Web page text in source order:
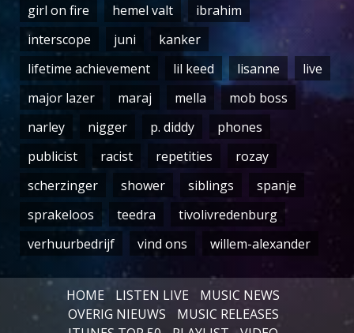
girl on fire
hemel valt
ibrahim
interscope
juni
kanker
lifetime achievement
lil keed lisanne
live
major lazer
maraj mella
mob boss
narley
nigger p. diddy
phones
publicist
racist repetities
rozay
scherzinger
shower siblings
spanje
sprakeloos
teedra
tivolivredenburg
verhuurbedrijf
vind ons willem-alexander
HOME LISTEN LIVE
MUSIC NEWS
OVERIG NIEUWS
MUSIC RELEASES